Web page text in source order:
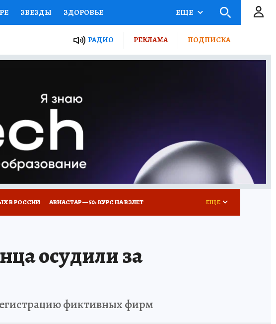
ЗВЕЗДЫ ЗДОРОВЬЕ
ПРОЕКТЫ РОССИИ
ЖЕНСКИЕ СЕКРЕТЫ ПУТЕВОДИТЕЛЬ
ГИД ПОТРЕБИТЕЛЯ
ЕЩЕ
РАДИО РЕКЛАМА ПОДПИСКА
В РОССИИ АВИАСТАР — 50: КУРС НА ВЗЛЕТ ЕЩЕ
осудили за
фиктивных фирм